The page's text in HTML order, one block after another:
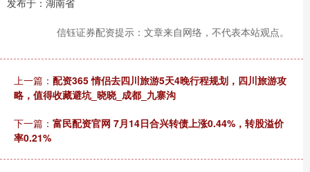
信钰证券配资提示：文章来自网络，不代表本站观点。
上一篇： 配资365 情侣去四川旅游5天4晚行程规划，四川旅游攻
略，值得收藏避坑_晓晓_成都_九寨沟
下一篇： 富民配资官网 7月14日合兴转债上涨0.44%，转股溢价
率0.21%